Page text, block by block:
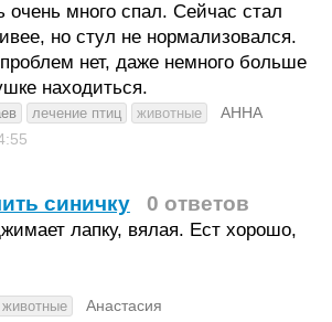
очень много спал. Сейчас стал
но стул не нормализовался.
нет, даже немного больше
находиться.
лечение птиц животные
АННА
синичку 0 ответов
лапку, вялая. Ест хорошо,
животные
Анастасия